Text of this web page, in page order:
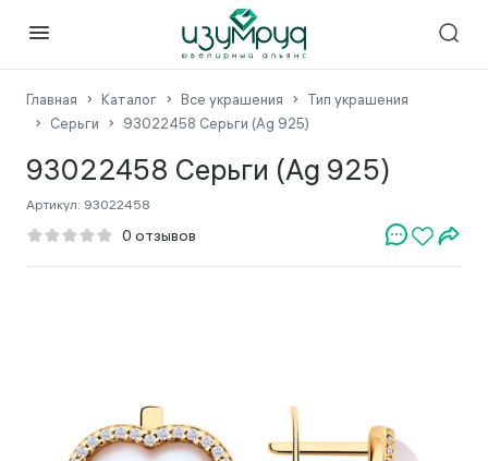
Главная Каталог Все украшения
Тип украшения
Серьги
93022458 Серьги (Ag 925)
93022458 Серьги (Ag 925)
Артикул: 93022458